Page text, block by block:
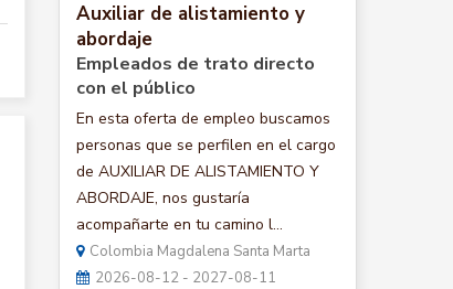
Auxiliar de alistamiento y
abordaje
Empleados de trato directo
con el público
En esta oferta de empleo buscamos
personas que se perfilen en el cargo
de AUXILIAR DE ALISTAMIENTO Y
ABORDAJE, nos gustaría
acompañarte en tu camino l...
Colombia Magdalena Santa Marta
2026-08-12 - 2027-08-11